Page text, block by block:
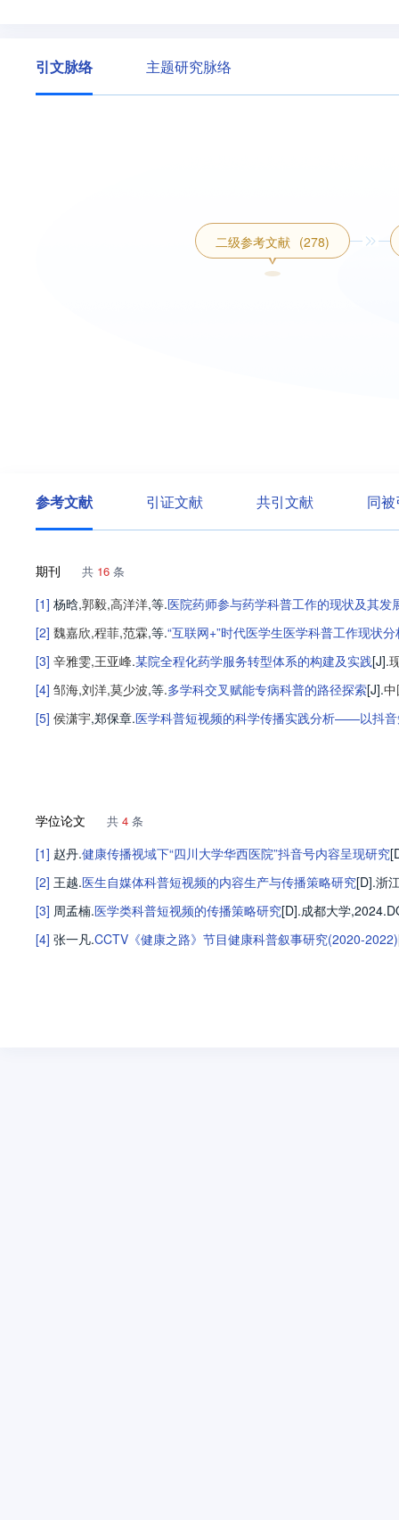
引文脉络 主题研究脉络
二级参考文献 (278)
参考文献 引证文献 共引文献 同
期刊 共 16 条
[1] 杨晗,郭毅,高洋洋,等.医院药师参与药学科普工作的现状及其发
[2] 魏嘉欣,程菲,范霖,等.“互联网+”时代医学生医学科普工作现状
[3] 辛雅雯,王亚峰.某院全程化药学服务转型体系的构建及实践[J].
[4] 邹海,刘洋,莫少波,等.多学科交叉赋能专病科普的路径探索[J].
[5] 侯潇宇,郑保章.医学科普短视频的科学传播实践分析——以抖
学位论文 共 4 条
[1] 赵丹.健康传播视域下“四川大学华西医院”抖音号内容呈现研究
[2] 王越.医生自媒体科普短视频的内容生产与传播策略研究[D].浙
[3] 周孟楠.医学类科普短视频的传播策略研究[D].成都大学,2024.
[4] 张一凡.CCTV《健康之路》节目健康科普叙事研究(2020-2022)